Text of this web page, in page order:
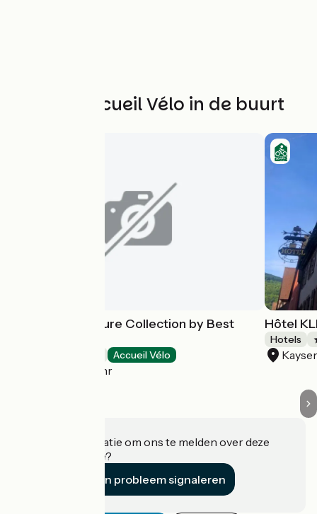
Andere Accueil Vélo in de buurt
L'Europe Signature Collection by Best
Accueil Vélo
Horbourg-Wihr
Hôtel
Hotels
Heeft u informatie om ons te melden over deze
accommodatie?
Een probleem signaleren